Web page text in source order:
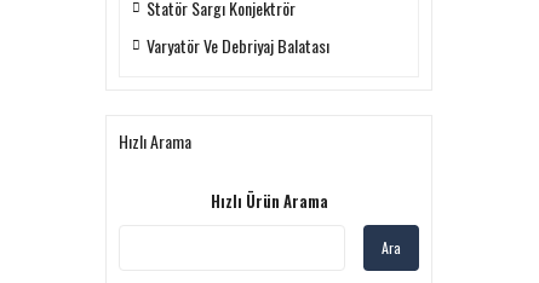
Statör Sargı Konjektrör
Varyatör Ve Debriyaj Balatası
Hızlı Arama
Hızlı Ürün Arama
Ara